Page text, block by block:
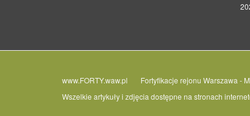
www.FORTY.waw.pl Fortyfikacje rejonu Warszawa -
Wszelkie artykuły i zdjęcia dostępne na stronach